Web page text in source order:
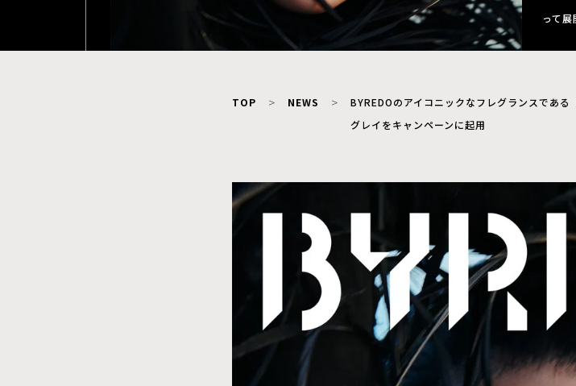
って
TOP NEWS
BYREDOのアイコニックなフレグランスであ
グレイをキャンペーンに起用